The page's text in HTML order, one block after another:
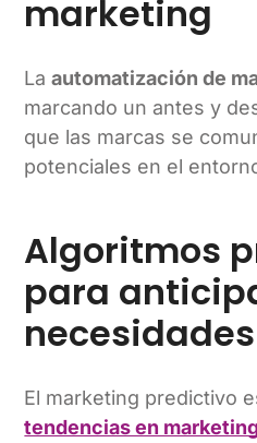
marketing
Laautomatización de
marcando un antes y
que las marcas se
potenciales en el
Algoritmos
para
El marketing predictivo
tendencias en